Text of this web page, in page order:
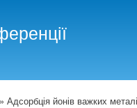
» Адсорбція йонів важких